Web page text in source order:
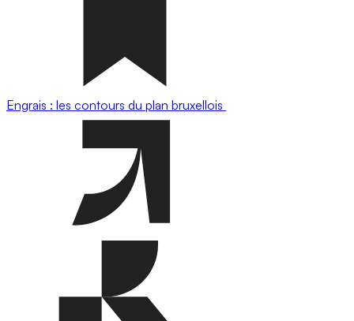
Engrais : les contours du plan bruxellois